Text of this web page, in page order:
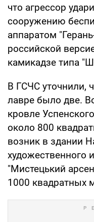
что агрессор
сооружению
аппаратом
российской
камикадзе типа
В ГСЧС уточнили,
лавре было две.
кровле
около 800
возник в здании
художественного
"Мистецький
1000 квадратных